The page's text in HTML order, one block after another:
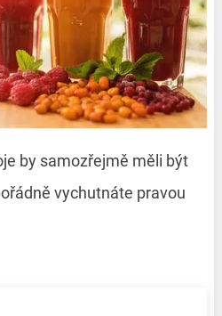
by samozřejmě měli být
vychutnáte pravou